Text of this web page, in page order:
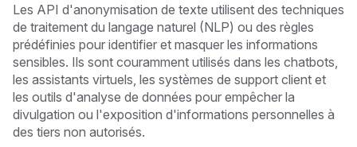
Les API d'anonymisation de texte utilisent des techniques
de traitement du langage naturel (NLP) ou des règles
prédéfinies pour identifier et masquer les informations
sensibles. Ils sont couramment utilisés dans les chatbots,
les assistants virtuels, les systèmes de support client et
les outils d'analyse de données pour empêcher la
divulgation ou l'exposition d'informations personnelles à
des tiers non autorisés.